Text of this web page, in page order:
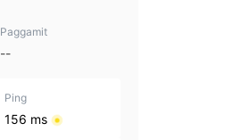
Paggamit
--
Ping
156 ms